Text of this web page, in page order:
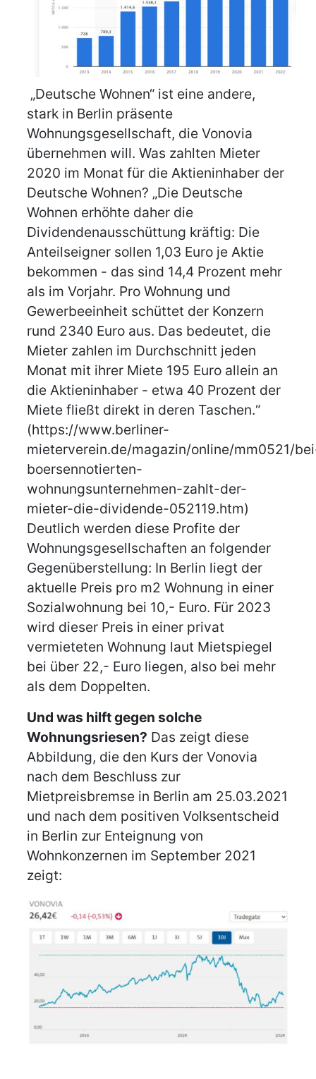
„Deutsche Wohnen“ ist eine andere,
stark in Berlin präsente
Wohnungsgesellschaft, die Vonovia
übernehmen will. Was zahlten Mieter
2020 im Monat für die Aktieninhaber der
Deutsche Wohnen? „Die Deutsche
Wohnen erhöhte daher die
Dividendenausschüttung kräftig: Die
Anteilseigner sollen 1,03 Euro je Aktie
bekommen - das sind 14,4 Prozent mehr
als im Vorjahr. Pro Wohnung und
Gewerbeeinheit schüttet der Konzern
rund 2340 Euro aus. Das bedeutet, die
Mieter zahlen im Durchschnitt jeden
Monat mit ihrer Miete 195 Euro allein an
die Aktieninhaber - etwa 40 Prozent der
Miete fließt direkt in deren Taschen.“
(https://www.berliner-
mieterverein.de/magazin/online/mm0521/
boersennotierten-
wohnungsunternehmen-zahlt-der-
mieter-die-dividende-052119.htm)
Deutlich werden diese Profite der
Wohnungsgesellschaften an folgender
Gegenüberstellung: In Berlin liegt der
aktuelle Preis pro m2 Wohnung in einer
Sozialwohnung bei 10,- Euro. Für 2023
wird dieser Preis in einer privat
vermieteten Wohnung laut Mietspiegel
bei über 22,- Euro liegen, also bei mehr
als dem Doppelten.
Und was hilft gegen solche
Wohnungsriesen? Das zeigt diese
Abbildung, die den Kurs der Vonovia
nach dem Beschluss zur
Mietpreisbremse in Berlin am 25.03.2021
und nach dem positiven Volksentscheid
in Berlin zur Enteignung von
Wohnkonzernen im September 2021
zeigt: